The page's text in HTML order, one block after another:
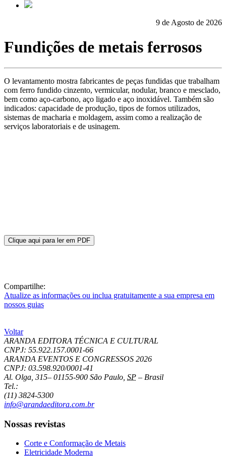
9 de Agosto de 2026
Fundições de metais ferrosos
O levantamento mostra fabricantes de peças fundidas que trabalham
com ferro fundido cinzento, vermicular, nodular, branco e mesclado,
bem como aço-carbono, aço ligado e aço inoxidável. Também são
indicados: capacidade de produção, tipos de fornos utilizados,
sistemas de macharia e moldagem, assim como a realização de
serviços laboratoriais e de usinagem.
Clique aqui para ler em PDF
Compartilhe:
Atualize as informações ou inclua gratuitamente a sua empresa em
nossos guias
Voltar
ARANDA EDITORA TÉCNICA E CULTURAL
CNPJ: 55.922.157.0001-66
ARANDA EVENTOS E CONGRESSOS 2026
CNPJ: 03.598.920/0001-41
Al. Olga, 315– 01155-900 São Paulo SP – Brasil
Tel.:
(11) 3824-5300
info@arandaeditora.com.br
Nossas revistas
Corte e Conformação de Metais
Eletricidade Moderna